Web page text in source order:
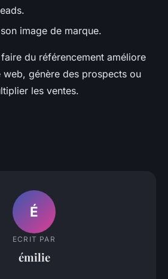
image de marque.
faire du référencement améliore
génère des prospects ou
les ventes.
É
ECRIT PAR
émilie